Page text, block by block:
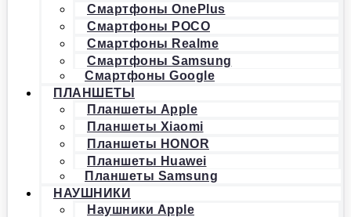
Смартфоны OnePlus
Смартфоны POCO
Смартфоны Realme
Смартфоны Samsung
Смартфоны Google
ПЛАНШЕТЫ
Планшеты Apple
Планшеты Xiaomi
Планшеты HONOR
Планшеты Huawei
Планшеты Samsung
НАУШНИКИ
Наушники Apple